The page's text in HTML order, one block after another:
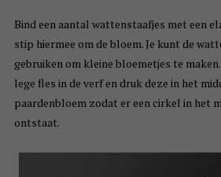
Bind een aantal wattenstaafjes met een
stip hiermee om de bloem. Je kunt de
gebruiken om kleine bloemetjes te
lege fles in de verf en druk deze in het
paardenbloem zodat er een cirkel in het
ontstaat.